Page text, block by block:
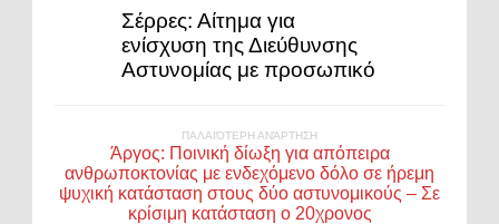
Σέρρες: Αίτημα για
ενίσχυση της Διεύθυνσης
Αστυνομίας με προσωπικό
ΠΑΛΑΙΌΤΕΡΗ ΑΝΆΡΤΗΣΗ
Άργος: Ποινική δίωξη για απόπειρα
ανθρωποκτονίας με ενδεχόμενο δόλο σε ήρεμη
ψυχική κατάσταση στους δύο αστυνομικούς – Σε
κρίσιμη κατάσταση ο 20χρονος